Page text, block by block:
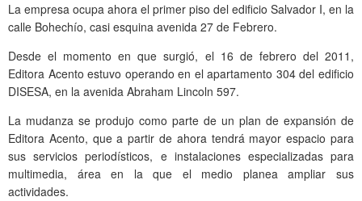
La empresa ocupa ahora el primer piso del edificio Salvador I, en la
calle Bohechío, casi esquina avenida 27 de Febrero.
Desde el momento en que surgió, el 16 de febrero del 2011,
Editora Acento estuvo operando en el apartamento 304 del edificio
DISESA, en la avenida Abraham Lincoln 597.
La mudanza se produjo como parte de un plan de expansión de
Editora Acento, que a partir de ahora tendrá mayor espacio para
sus servicios periodísticos, e instalaciones especializadas para
multimedia, área en la que el medio planea ampliar sus
actividades.